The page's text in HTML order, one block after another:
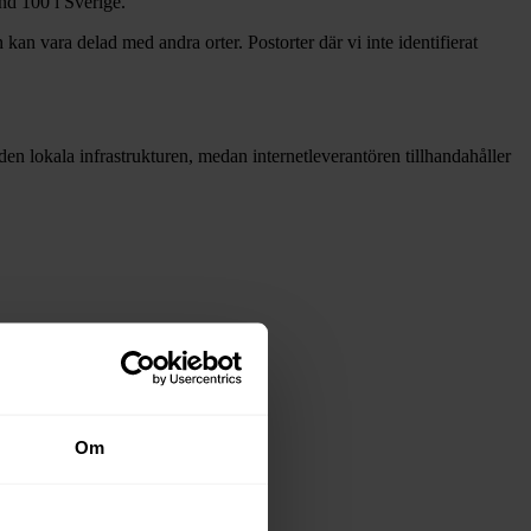
Om
vara delad med andra orter. Postorter där vi inte identifierat
lokala infrastrukturen, medan internetleverantören tillhandahåller
i tabellen ovan.